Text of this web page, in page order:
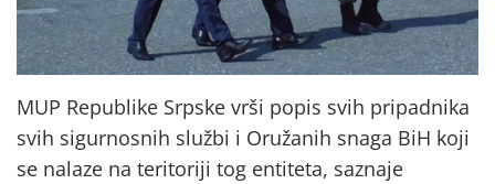
MUP Republike Srpske vrši popis svih pripadnika
svih sigurnosnih službi i Oružanih snaga BiH koji
se nalaze na teritoriji tog entiteta, saznaje